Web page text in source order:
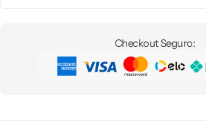
Checkout Seguro: